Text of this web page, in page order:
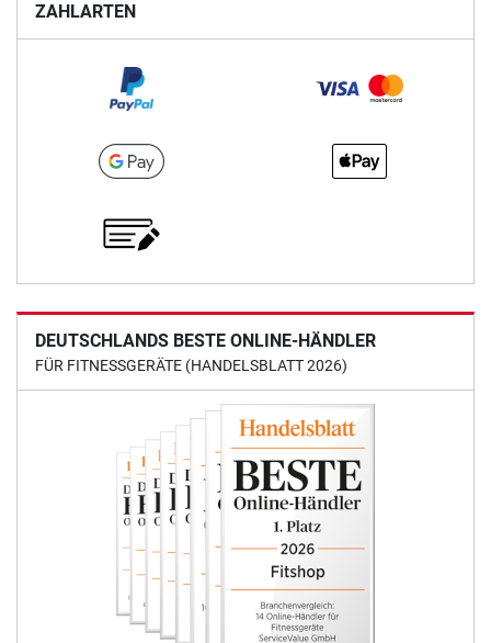
ZAHLARTEN
DEUTSCHLANDS BESTE ONLINE-HÄNDLER
FÜR FITNESSGERÄTE (HANDELSBLATT 2026)